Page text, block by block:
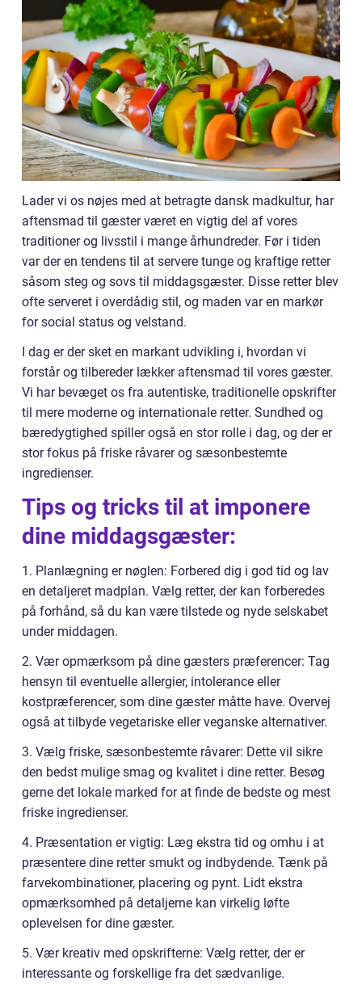
Lader vi os nøjes med at betragte dansk madkultur, har
aftensmad til gæster været en vigtig del af vores
traditioner og livsstil i mange århundreder. Før i tiden
var der en tendens til at servere tunge og kraftige retter
såsom steg og sovs til middagsgæster. Disse retter blev
ofte serveret i overdådig stil, og maden var en markør
for social status og velstand.
I dag er der sket en markant udvikling i, hvordan vi
forstår og tilbereder lækker aftensmad til vores gæster.
Vi har bevæget os fra autentiske, traditionelle opskrifter
til mere moderne og internationale retter. Sundhed og
bæredygtighed spiller også en stor rolle i dag, og der er
stor fokus på friske råvarer og sæsonbestemte
ingredienser.
Tips og tricks til at imponere
dine middagsgæster:
1. Planlægning er nøglen: Forbered dig i god tid og lav
en detaljeret madplan. Vælg retter, der kan forberedes
på forhånd, så du kan være tilstede og nyde selskabet
under middagen.
2. Vær opmærksom på dine gæsters præferencer: Tag
hensyn til eventuelle allergier, intolerance eller
kostpræferencer, som dine gæster måtte have. Overvej
også at tilbyde vegetariske eller veganske alternativer.
3. Vælg friske, sæsonbestemte råvarer: Dette vil sikre
den bedst mulige smag og kvalitet i dine retter. Besøg
gerne det lokale marked for at finde de bedste og mest
friske ingredienser.
4. Præsentation er vigtig: Læg ekstra tid og omhu i at
præsentere dine retter smukt og indbydende. Tænk på
farvekombinationer, placering og pynt. Lidt ekstra
opmærksomhed på detaljerne kan virkelig løfte
oplevelsen for dine gæster.
5. Vær kreativ med opskrifterne: Vælg retter, der er
interessante og forskellige fra det sædvanlige.